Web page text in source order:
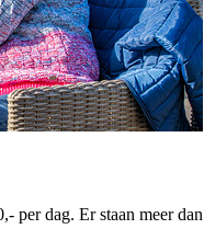
per dag. Er staan meer dan